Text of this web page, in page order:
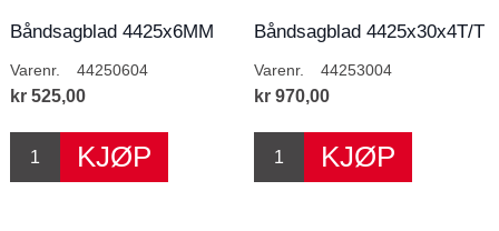
Båndsagblad 4425x6MM
Varenr. 44250604
kr 525,00
Båndsagblad 4425x30x4T/T
Varenr. 44253004
kr 970,00